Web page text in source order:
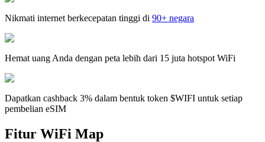
Nikmati internet berkecepatan tinggi di 90+ negara
Hemat uang Anda dengan peta lebih dari 15 juta hotspot WiFi
Dapatkan cashback 3% dalam bentuk token $WIFI untuk setiap
pembelian eSIM
Fitur WiFi Map